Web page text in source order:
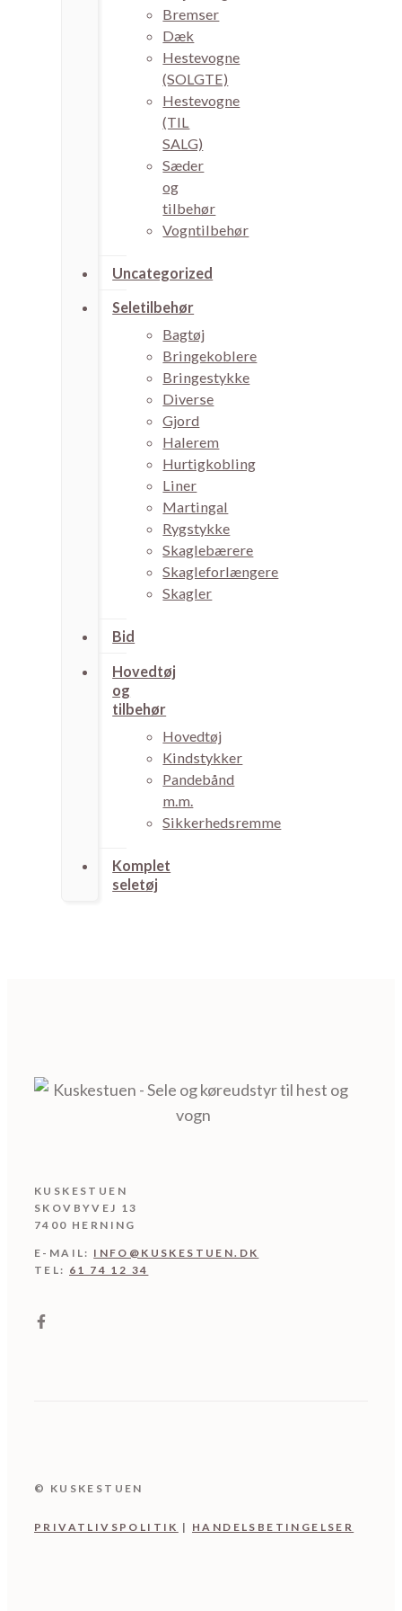
Bremser
Dæk
Hestevogne
(SOLGTE)
Hestevogne
(TIL
SALG)
Sæder
og
tilbehør
Vogntilbehør
Uncategorized
Seletilbehør
Bagtøj
Bringekoblere
Bringestykke
Diverse
Gjord
Halerem
Hurtigkobling
Liner
Martingal
Rygstykke
Skaglebærere
Skagleforlængere
Skagler
Bid
Hovedtøj
og
tilbehør
Hovedtøj
Kindstykker
Pandebånd
m.m.
Sikkerhedsremme
Komplet
seletøj
KUSKESTUEN
SKOVBYVEJ 13
7400 HERNING
E-MAIL: INFO@KUSKESTUEN.DK
TEL: 61 74 12 34
© KUSKESTUEN
PRIVATLIVSPOLITIK | HANDELSBETINGELSER